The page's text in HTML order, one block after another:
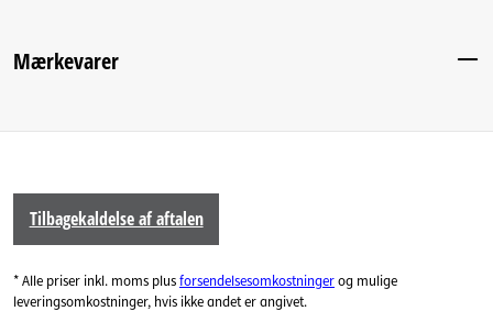
Mærkevarer
Tilbagekaldelse af aftalen
* Alle priser inkl. moms plusforsendelsesomkostningerog mulige
leveringsomkostninger, hvis ikke andet er angivet.